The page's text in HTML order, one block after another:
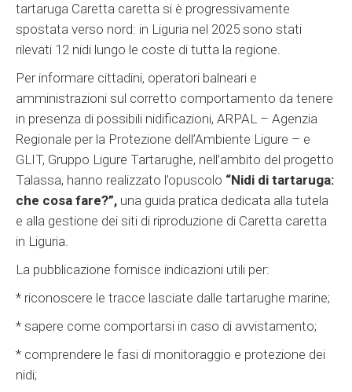
tartaruga Caretta caretta si è progressivamente
spostata verso nord: in Liguria nel 2025 sono stati
rilevati 12 nidi lungo le coste di tutta la regione.
Per informare cittadini, operatori balneari e
amministrazioni sul corretto comportamento da tenere
in presenza di possibili nidificazioni, ARPAL – Agenzia
Regionale per la Protezione dell’Ambiente Ligure – e
GLIT, Gruppo Ligure Tartarughe, nell’ambito del progetto
Talassa, hanno realizzato l’opuscolo “Nidi di tartaruga:
che cosa fare?”, una guida pratica dedicata alla tutela
e alla gestione dei siti di riproduzione di Caretta caretta
in Liguria.
La pubblicazione fornisce indicazioni utili per:
* riconoscere le tracce lasciate dalle tartarughe marine;
* sapere come comportarsi in caso di avvistamento;
* comprendere le fasi di monitoraggio e protezione dei
nidi;